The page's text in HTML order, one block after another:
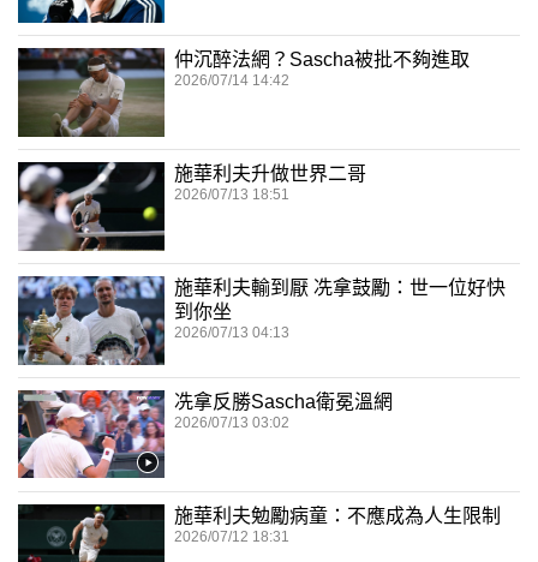
仲沉醉法網？Sascha被批不夠進取
2026/07/14 14:42
施華利夫升做世界二哥
2026/07/13 18:51
施華利夫輸到厭 冼拿鼓勵：世一位好快
到你坐
2026/07/13 04:13
冼拿反勝Sascha衛冕溫網
2026/07/13 03:02
施華利夫勉勵病童：不應成為人生限制
2026/07/12 18:31